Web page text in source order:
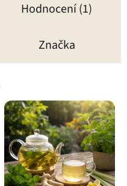
Hodnocení (1)
Značka